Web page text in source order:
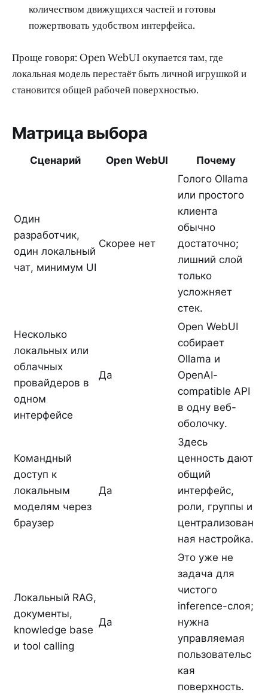
количеством движущихся частей и готовы
пожертвовать удобством интерфейса.
Проще говоря: Open WebUI окупается там, где
локальная модель перестаёт быть личной игрушкой и
становится общей рабочей поверхностью.
Матрица выбора
Сценарий Open WebUI Почему
Один
разработчик,
один локальный
чат, минимум UI
Скорее нет
Голого Ollama
или простого
клиента
обычно
достаточно;
лишний слой
только
усложняет
стек.
Несколько
локальных или
облачных
провайдеров в
одном
интерфейсе
Да
Open WebUI
собирает
Ollama и
OpenAI-
compatible API
в одну веб-
оболочку.
Командный
доступ к
локальным
моделям через
браузер
Да
Здесь
ценность дают
общий
интерфейс,
роли, группы и
централизован
ная настройка.
Локальный RAG,
документы,
knowledge base
и tool calling
Да
Это уже не
задача для
чистого
inference-слоя;
нужна
управляемая
пользовательс
кая
поверхность.